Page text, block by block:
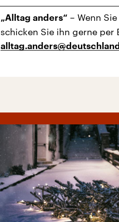
„Alltag anders“ – Wenn
schicken Sie ihn gerne per